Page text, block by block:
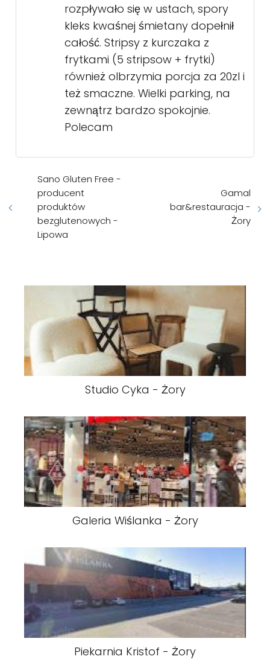
rozpływało się w ustach, spory
kleks kwaśnej śmietany dopełnił
całość. Stripsy z kurczaka z
frytkami (5 stripsow + frytki)
również olbrzymia porcja za 20zl i
też smaczne. Wielki parking, na
zewnątrz bardzo spokojnie.
Polecam
Sano Gluten Free -
producent
produktów
bezglutenowych -
Lipowa
Gamal
bar&restauracja -
Żory
Studio Cyka - Żory
Galeria Wiślanka - Żory
Piekarnia Kristof - Żory